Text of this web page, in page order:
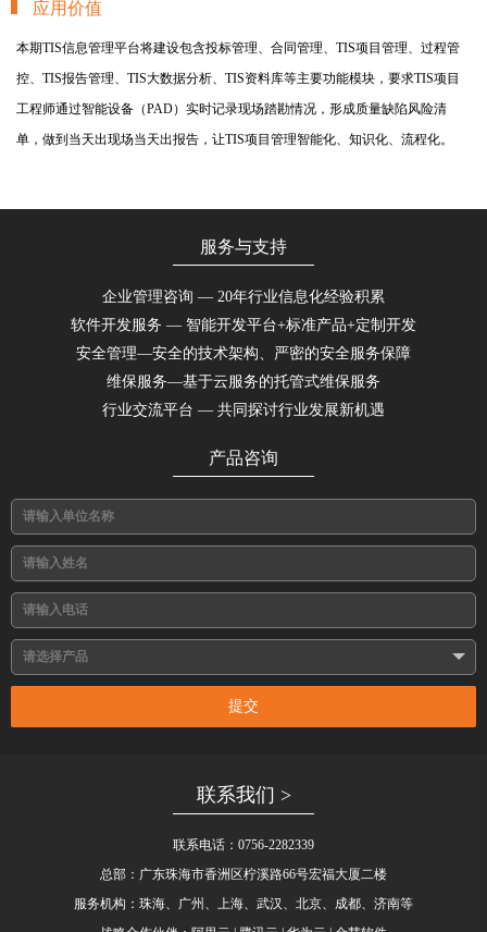
应用价值
本期TIS信息管理平台将建设包含投标管理、合同管理、TIS项目管理、过程管
控、TIS报告管理、TIS大数据分析、TIS资料库等主要功能模块，要求TIS项目
工程师通过智能设备（PAD）实时记录现场踏勘情况，形成质量缺陷风险清
单，做到当天出现场当天出报告，让TIS项目管理智能化、知识化、流程化。
服务与支持
企业管理咨询 — 20年行业信息化经验积累
软件开发服务 — 智能开发平台+标准产品+定制开发
安全管理—安全的技术架构、严密的安全服务保障
维保服务—基于云服务的托管式维保服务
行业交流平台 — 共同探讨行业发展新机遇
产品咨询
提交
联系我们 >
联系电话：0756-2282339
总部：广东珠海市香洲区柠溪路66号宏福大厦二楼
服务机构：珠海、广州、上海、武汉、北京、成都、济南等